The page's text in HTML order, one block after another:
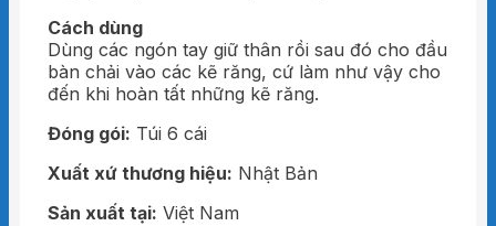
Cách dùng
Dùng các ngón tay giữ thân rồi sau đó cho đầu
bàn chải vào các kẽ răng, cứ làm như vậy cho
đến khi hoàn tất những kẽ răng.
Đóng gói: Túi 6 cái
Xuất xứ thương hiệu: Nhật Bản
Sản xuất tại: Việt Nam